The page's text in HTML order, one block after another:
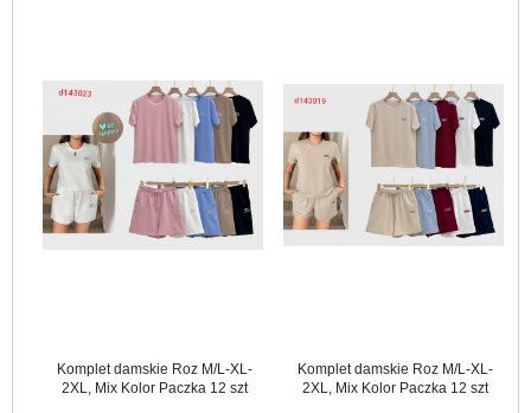
Komplet damskie Roz M/L-XL-
2XL, Mix Kolor Paczka 12 szt
Komplet damskie Roz M/L-XL-
2XL, Mix Kolor Paczka 12 szt